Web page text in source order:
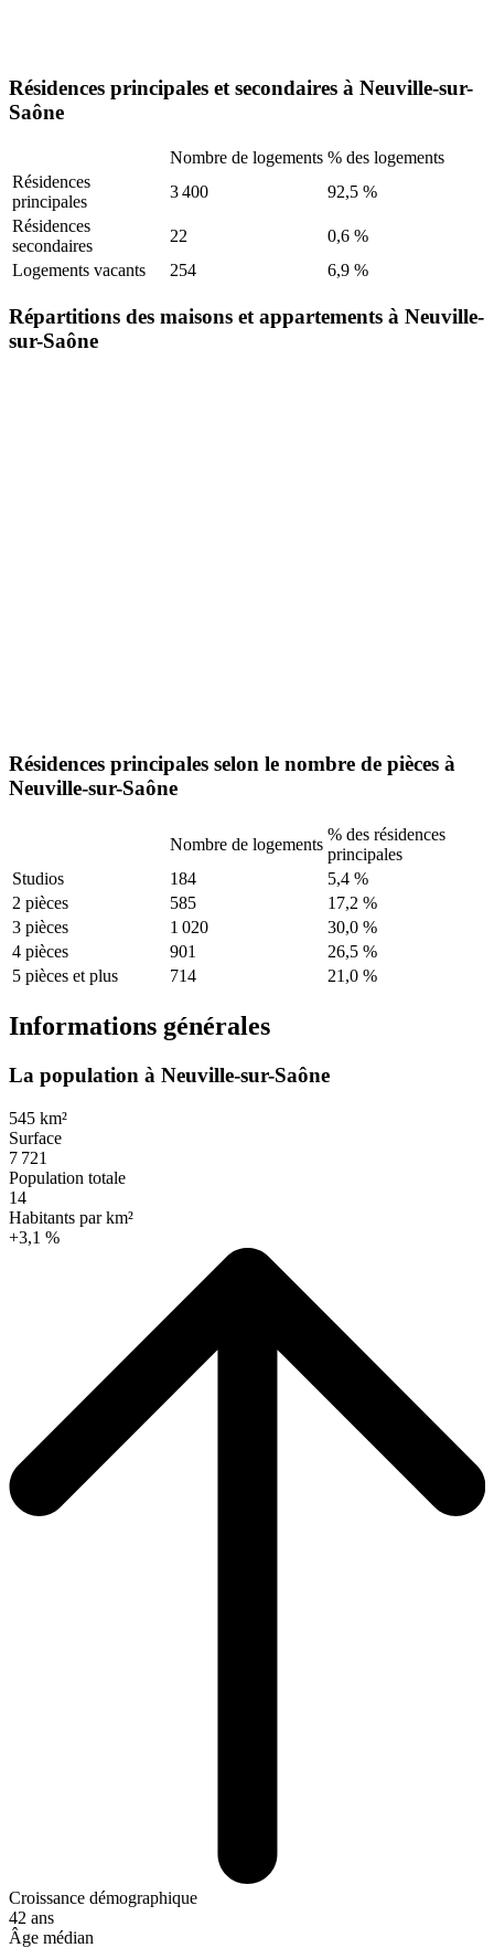
Résidences principales et secondaires à Neuville-sur-
Saône
Nombre de logements % des logements
Résidences
principales
3 400
92,5 %
Résidences
secondaires
22
0,6 %
Logements vacants
254 6,9 %
Répartitions des maisons et appartements à Neuville-
sur-Saône
Résidences principales selon le nombre de pièces à
Neuville-sur-Saône
Nombre de logements
% des résidences
principales
Studios
184
5,4 %
2 pièces
585
17,2 %
3 pièces
1 020
30,0 %
4 pièces
901
26,5 %
5 pièces et plus
714 21,0 %
Informations générales
La population à Neuville-sur-Saône
545 km²
Surface
7 721
Population totale
14
Habitants par km²
+3,1 %
Croissance démographique
42 ans
Âge médian